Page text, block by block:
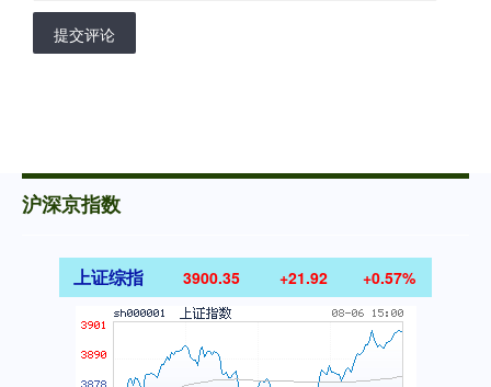
提交评论
沪深京指数
上证综指 3900.35 +21.92 +0.57%